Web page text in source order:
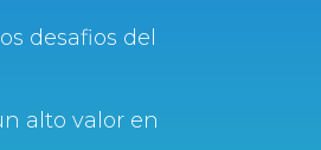
desafios del
alto valor en